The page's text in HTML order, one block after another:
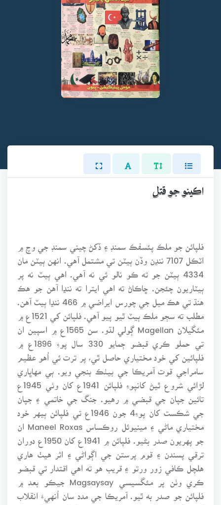
اڪينو جو قتل
فلپائن جو ملڪ پئسفڪ سمنڊ ۽ ڏکڻ چيني سمنڊ جي وچ ۾
اٽڪل 7107 ننڍن وڏن ٻيٽن تي مشتمل آهي. انهن ٻيٽن مان
4334 ٻيٽن جو ته ڪو نالو ئي نه آهي. اهي ٻيٽ نه پر
ٻيٽاريون چئجن. ڇاڪاڻ ته اهي ايترا ته ننڍا آهن جو هڪ
هنڌ تي هڪ ميل جي چورس ايراضي ۾ 466 ننڍا ٻيٽ آهن.
مئگيلان Magellan ڳولي لڌو. سن 1565ع ۾ اسپين ان
فلپائين کي خود مختياري حاصل ٿي، پر ترت ئي اُهو عظيم
سامراجي قوت آمريڪا جي بيٺڪ بنجي ويو. ٻي مهاڀاري
تائين جپان جي قبضي ۾ رهيو. جنگ جي خاتمي ۽ جپان
جي شڪست کان پوءِ4 جون 1946ع تي فلپائن ٻيهر خود
مختياري ماڻي ۽ مينيوئل روڪساس Maneel Roxas ان
جو پهريون صدر بڻيو. فلپائن ۾ 1941ع کان 1950ع دوران
ترقي پسندن ۽ قوم پرستن جي اڳواڻي ۽ اثر هيٺ هاري
هلچل ڪافي زور ورتو ۽ قريب هو ته اهي اقتدار تي قبضو
فلپائن جو صدر به ٿيو. آمريڪا جي مدد سان اُنهيءَ انقلاب